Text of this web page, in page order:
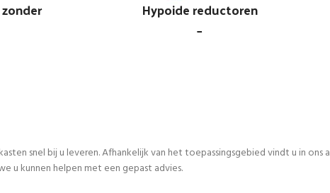
Hypoide reductoren
_
snel bij u leveren. Afhankelijk van het toepassingsgebied vindt u in ons
u kunnen helpen met een gepast advies.